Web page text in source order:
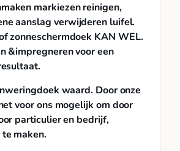
markiezen reinigen,
aanslag verwijderen luifel.
zonneschermdoek KAN WEL.
&impregneren voor een
waard. Door onze
voor ons mogelijk om door
particulier en bedrijf,
maken.